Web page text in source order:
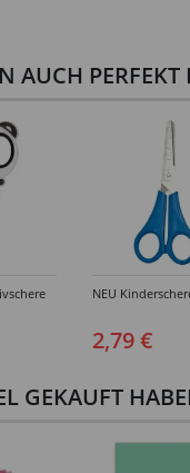
AUCH PERFEKT
NEU
2,79 €
GEKAUFT